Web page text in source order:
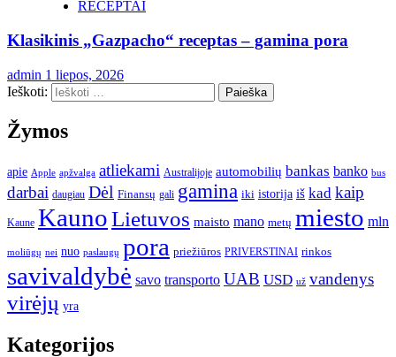
RECEPTAI
Klasikinis „Gazpacho“ receptas – gamina pora
admin 1 liepos, 2026
Ieškoti:
Žymos
apie Apple apžvalga atliekami Australijoje automobilių bankas banko bus
darbai daugiau Dėl Finansų gali gamina iki istorija iš kad kaip
Kaune KaunoLietuvos maisto mano metų miesto mln
moliūgų nei nuo paslaugų pora priežiūros PRIVERSTINAI rinkos
savivaldybė savo transporto UAB USD už vandenys
virėjų yra
Kategorijos